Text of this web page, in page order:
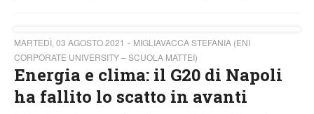
MARTEDÌ, 03 AGOSTO 2021
MIGLIAVACCA STEFANIA (ENI
CORPORATE UNIVERSITY – SCUOLA MATTEI)
Energia e clima: il G20 di Napoli
ha fallito lo scatto in avanti